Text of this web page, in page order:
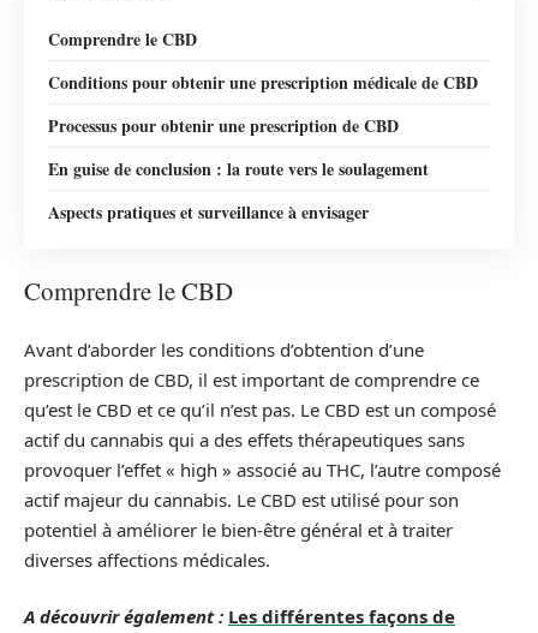
Comprendre le CBD
Conditions pour obtenir une prescription médicale de CBD
Processus pour obtenir une prescription de CBD
En guise de conclusion : la route vers le soulagement
Aspects pratiques et surveillance à envisager
Comprendre le CBD
Avant d’aborder les conditions d’obtention d’une
prescription de CBD, il est important de comprendre ce
qu’est le CBD et ce qu’il n’est pas. Le CBD est un composé
actif du cannabis qui a des effets thérapeutiques sans
provoquer l’effet « high » associé au THC, l’autre composé
actif majeur du cannabis. Le CBD est utilisé pour son
potentiel à améliorer le bien-être général et à traiter
diverses affections médicales.
A découvrir également : Les différentes façons de